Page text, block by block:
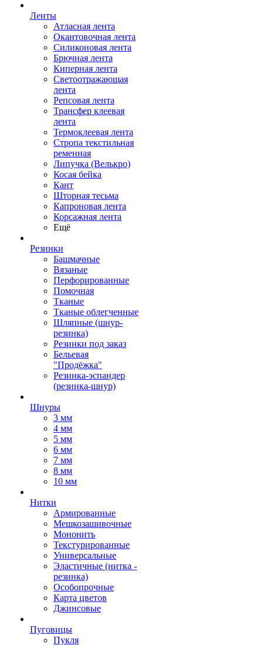
Ленты
Атласная лента
Окантовочная лента
Силиконовая лента
Брючная лента
Киперная лента
Светоотражающая
лента
Репсовая лента
Трансфер клеевая
лента
Термоклеевая лента
Стропа текстильная
ременная
Липучка (Велькро)
Косая бейка
Кант
Шторная тесьма
Капроновая лента
Корсажная лента
Ещё
Резинки
Башмачные
Вязаные
Перфорированные
Помочная
Тканые
Тканые облегченные
Шляпные (шнур-
резинка)
Резинки под заказ
Бельевая
"Продёжка"
Резинка-эспандер
(резинка-шнур)
Шнуры
3 мм
4 мм
5 мм
6 мм
7 мм
8 мм
10 мм
Нитки
Армированные
Мешкозашивочные
Мононить
Текстурированные
Универсальные
Эластичные (нитка -
резинка)
Особопрочные
Карта цветов
Джинсовые
Пуговицы
Пукля